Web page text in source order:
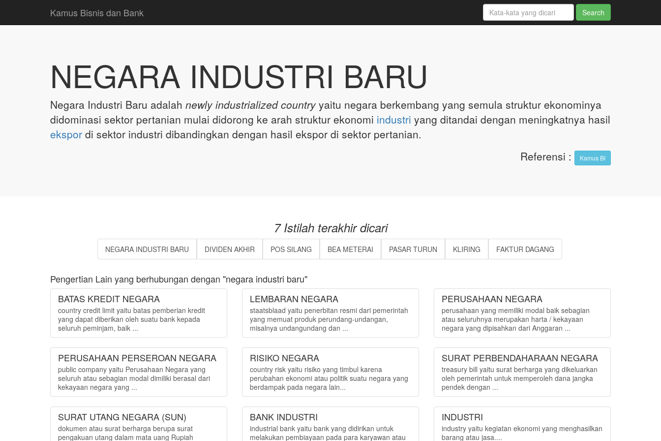
Kamus Bisnis dan Bank
NEGARA INDUSTRI BARU
Negara Industri Baru adalah newly industrialized country yaitu negara berkembang yang semula struktur ekonominya
didominasi sektor pertanian mulai didorong ke arah struktur ekonomi industri yang ditandai dengan meningkatnya hasil
ekspor di sektor industri dibandingkan dengan hasil ekspor di sektor pertanian.
Referensi : Kamus BI
7 Istilah terakhir dicari
NEGARA INDUSTRI BARU DIVIDEN AKHIR POS SILANG BEA METERAI PASAR TURUN KLIRING FAKTUR DAGANG
Pengertian Lain yang berhubungan dengan "negara industri baru"
BATAS KREDIT NEGARA
country credit limit yaitu batas pemberian kredit
yang dapat diberikan oleh suatu bank kepada
seluruh peminjam, baik ...
LEMBARAN NEGARA
staatsblaad yaitu penerbitan resmi dari pemerintah
yang memuat produk perundang-undangan,
misalnya undangundang dan ...
PERUSAHAAN NEGARA
perusahaan yang memiliki modal baik sebagian
atau seluruhnya merupakan harta / kekayaan
negara yang dipisahkan dari Anggaran ...
PERUSAHAAN PERSEROAN NEGARA
public company yaitu Perusahaan Negara yang
seluruh atau sebagian modal dimiliki berasal dari
kekayaan negara yang ...
RISIKO NEGARA
country risk yaitu risiko yang timbul karena
perubahan ekonomi atau politik suatu negara yang
berdampak pada negara lain...
SURAT PERBENDAHARAAN NEGARA
treasury bill yaitu surat berharga yang dikeluarkan
oleh pemerintah untuk memperoleh dana jangka
pendek dengan ...
SURAT UTANG NEGARA (SUN)
dokumen atau surat berharga berupa surat
pengakuan utang dalam mata uang Rupiah
BANK INDUSTRI
industrial bank yaitu bank yang didirikan untuk
melakukan pembiayaan pada para karyawan atau
INDUSTRI
industry yaitu kegiatan ekonomi yang menghasilkan
barang atau jasa....